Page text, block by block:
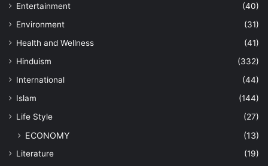
Entertainment
(40)
Environment
(31)
Health and Wellness
(41)
Hinduism
(332)
International
(44)
Islam
(144)
Life Style
(27)
ECONOMY (13)
Literature
(19)